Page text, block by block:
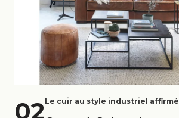
02Le cuir au style industriel affirmé